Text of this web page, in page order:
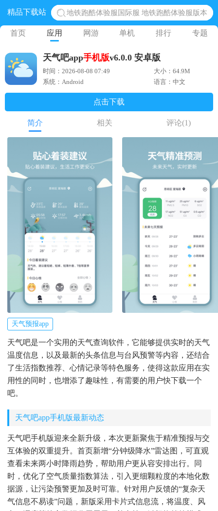
精品下载站
地铁跑酷体验服国际服 地铁跑酷体验服版本
网易光遇手游正版 点亮星空共庆周年
蛋仔派对下载 蛋仔派对体验服
奥特曼王者传奇 正版奥特曼游戏
首页 应用 网游 单机 排行 专题
天气吧app手机版v6.0.0 安卓版
时间：2026-08-08 07:49
大小：64.9M
系统：Android
语言：中文
点击下载
简介 相关 评论(1)
天气预报app
天气吧是一个实用的天气查询软件，它能够提供实时的天气
温度信息，以及最新的头条信息与台风预警等内容，还结合
了生活指数推荐、心情记录等特色服务，使得这款应用在实
用性的同时，也增添了趣味性，有需要的用户快下载一个
吧。
天气吧app手机版最新动态
天气吧手机版迎来全新升级，本次更新聚焦于精准预报与交
互体验的双重提升。首页新增“分钟级降水”雷达图，可直观
查看未来两小时降雨趋势，帮助用户更从容安排出行。同
时，优化了空气质量指数算法，引入更细颗粒度的本地化数
据源，让污染预警更加及时可靠。针对用户反馈的“复杂天
气信息不易读”问题，新版采用卡片式信息流，将温度、风